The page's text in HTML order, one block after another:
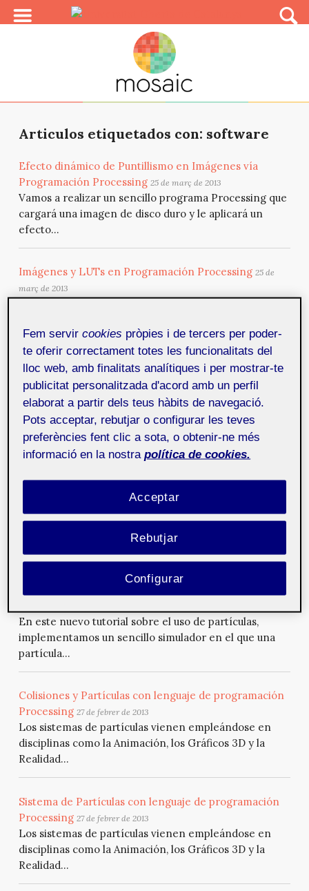
Articulos etiquetados con: software
Efecto dinámico de Puntillismo en Imágenes vía
Programación Processing 25 de març de 2013
Vamos a realizar un sencillo programa Processing que
cargará una imagen de disco duro y le aplicará un
efecto...
Imágenes y LUTs en Programación Processing 25 de
març de 2013
imagen al...
Carga de un Modelo 3D con Lenguaje de
Programación Processing
En este ejemplo vamos a cargar un modelo 3D en
formato OBJ con textura JPG gracias a Processing. Le
dotaremos...
Processing práctico (Parte 1 de 3)
Oscar García Pañella, Doctor en Realidad Virtual,
presenta hasta cinco tutoriales sobre Processing, un
Animación en base a transformaciones homogéneas
con lenguaje de programación Processing
En este nuevo tutorial sobre el uso de partículas,
implementamos un sencillo simulador en el que una
partícula...
Colisiones y Partículas con lenguaje de programación
Processing 27 de febrer de 2013
Los sistemas de partículas vienen empleándose en
disciplinas como la Animación, los Gráficos 3D y la
Realidad...
Sistema de Partículas con lenguaje de programación
Processing 27 de febrer de 2013
Los sistemas de partículas vienen empleándose en
disciplinas como la Animación, los Gráficos 3D y la
Realidad...
Fem servircookies pròpies i de tercers per poder-
te oferir correctament totes les funcionalitats del
lloc web, amb finalitats analítiques i per mostrar-te
publicitat personalitzada d'acord amb un perfil
elaborat a partir dels teus hàbits de navegació.
Pots acceptar, rebutjar o configurar les teves
preferències fent clic a sota, o obtenir-ne més
informació en la nostra política de cookies.
Rebutjar
Acceptar
Configurar